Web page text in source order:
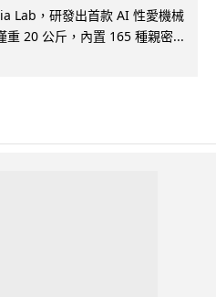
Lab，研發出首款 AI 性愛機械
重 20 公斤，內置 165 種親密...